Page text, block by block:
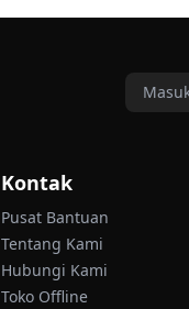
Kontak
Pusat Bantuan
Tentang Kami
Hubungi Kami
Toko Offline